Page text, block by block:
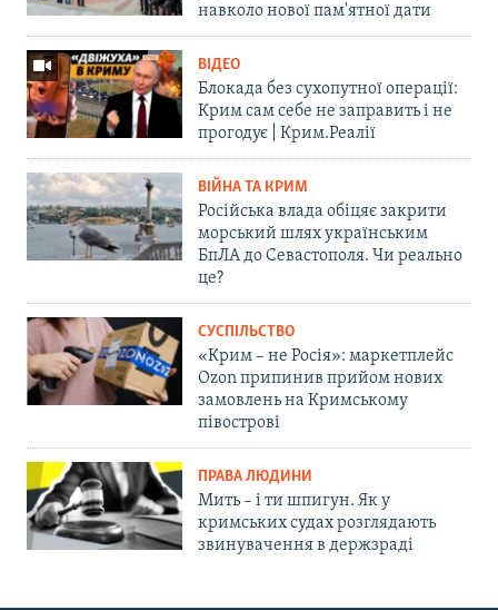
навколо нової пам'ятної дати
ВІДЕО
Блокада без сухопутної операції:
Крим сам себе не заправить і не
прогодує | Крим.Реалії
ВІЙНА ТА КРИМ
Російська влада обіцяє закрити
морський шлях українським
БпЛА до Севастополя. Чи реально
це?
СУСПІЛЬСТВО
«Крим – не Росія»: маркетплейс
Ozon припинив прийом нових
замовлень на Кримському
півострові
ПРАВА ЛЮДИНИ
Мить – і ти шпигун. Як у
кримських судах розглядають
звинувачення в держзраді